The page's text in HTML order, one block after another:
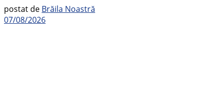
postat de Brăila Noastră
07/08/2026